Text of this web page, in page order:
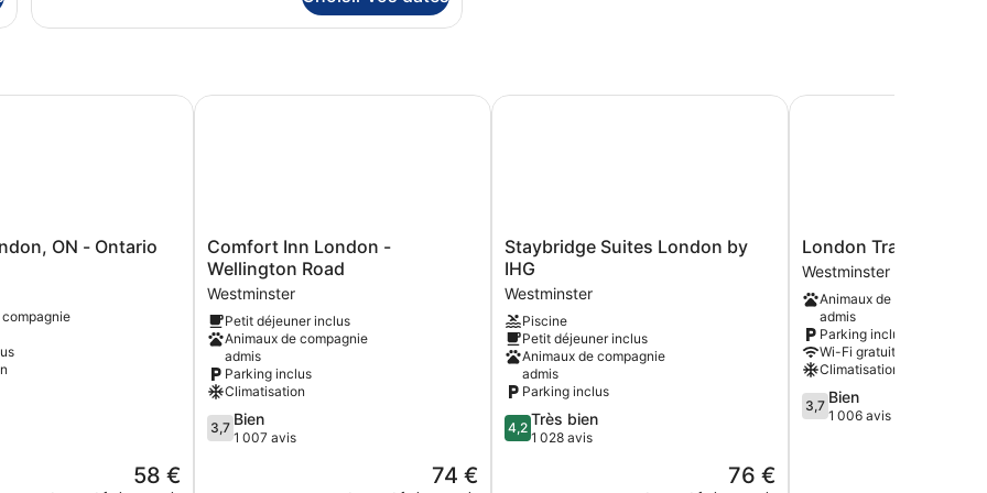
grands
fumeurs
de
chambre
ON - Ontario
Le
58 €
ON - Ontario
Comfort
Inn
London
-
Wellington
Road
Westminster
Comfort Inn London -
Wellington Road
Westminster
Petit déjeuner inclus
Animaux de compagnie
admis
Parking inclus
Climatisation
3.7
sur
3,7 Bien
1 007 avis
Le
74 €
Comfort Inn London - Wellington Road
Staybridge
Suites
London
by
IHG
Westminster
Staybridge Suites London by
IHG
Westminster
Piscine
Petit déjeuner inclus
Animaux de compagnie
admis
Parking inclus
4.2
sur
4,2 Très bien
1 028 avis
Le
76 €
Staybridge Suites London by IHG
London
Travel
Inn
Westminster
London Travel Inn
Westminster
Animaux de compagnie
admis
Parking inclus
Wi-Fi gratuit
Climatisation
3.7
sur
3,7 Bien
1 006 avis
London Travel Inn